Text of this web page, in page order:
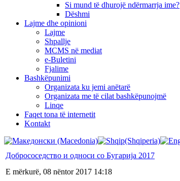
Si mund të dhurojë ndërmarrja ime?
Dëshmi
Lajme dhe opinioni
Lajme
Shpallje
MCMS në mediat
e-Buletini
Fjalime
Bashkëpunimi
Organizata ku jemi anëtarë
Organizata me të cilat bashkëpunojmë
Linqe
Faqet tona të internetit
Kontakt
Добрососедство и односи со Бугарија 2017
E mërkurë, 08 nëntor 2017 14:18